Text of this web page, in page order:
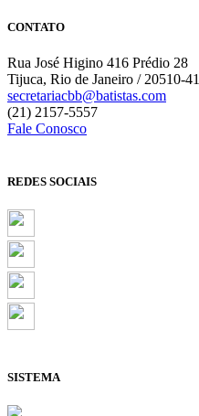
CONTATO
Rua José Higino 416 Prédio 28
Tijuca, Rio de Janeiro / 20510-
secretariacbb@batistas.com
(21) 2157-5557
Fale Conosco
REDES SOCIAIS
SISTEMA